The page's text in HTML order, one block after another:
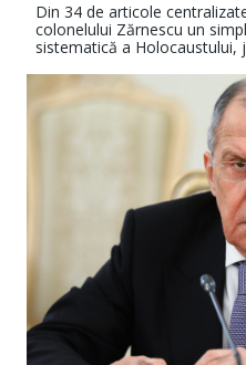
Din 34 de articole
colonelului Zărnescu un
sistematică a Holocaustului,